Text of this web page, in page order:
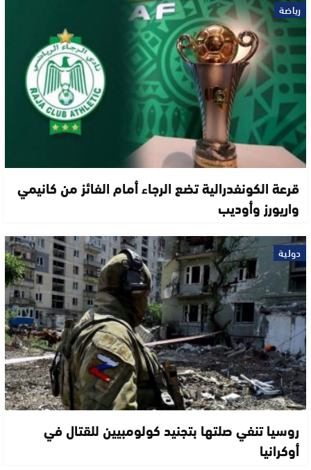
رياضة
قرعة الكونفدرالية تضع الرجاء أمام الفائز من كانيمي
واريورز وأوديب
دولية
روسيا تنفي صلتها بتجنيد كولومبيين للقتال في
أوكرانيا